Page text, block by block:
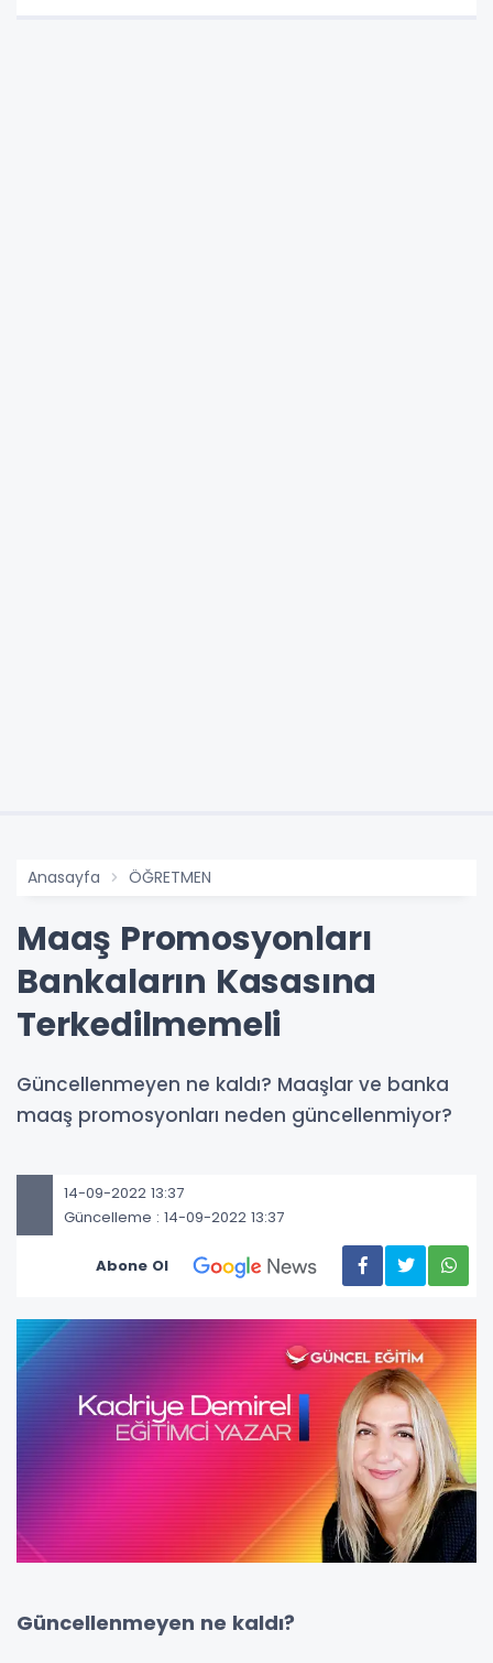
Anasayfa ÖĞRETMEN
Maaş Promosyonları
Bankaların Kasasına
Terkedilmemeli
Güncellenmeyen ne kaldı? Maaşlar ve banka
maaş promosyonları neden güncellenmiyor?
14-09-2022 13:37
Güncelleme : 14-09-2022 13:37
Abone Ol
Güncellenmeyen ne kaldı?